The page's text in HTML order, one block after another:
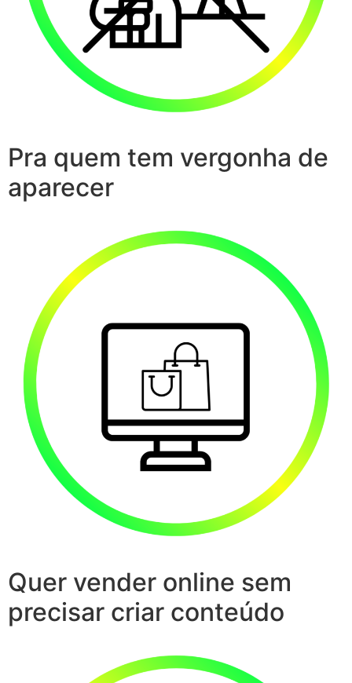
Pra quem tem vergonha de
aparecer
Quer vender online sem
precisar criar conteúdo